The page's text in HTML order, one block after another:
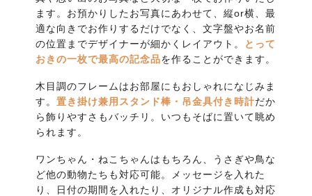
ます。お預かりしたお写真にあわせて、縦or横、最
適な向きでお作りするだけでなく、文字盤やお名前
の位置までデザイナーが細かくレイアウト。
とって
おきの一枚で最高の記念品を作ることができます。
木目調のフレームはお部屋にもおしゃれになじみま
す。 置き掛け兼用スタンド棒・吊金具付き時計だか
ら飾りやすさもバッチリ。いつもそばに置いて眺め
られます。
ワンちゃん・ねこちゃんはもちろん、うさぎや鳥な
ど他の動物たちも対応可能。メッセージを入れた
り、日付の期間を入れたり、オリジナル作成も対応